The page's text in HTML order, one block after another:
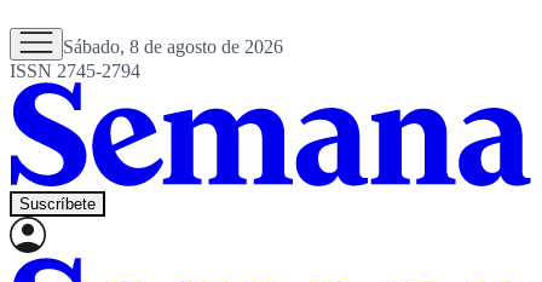
Sábado, 8 de agosto de 2026
ISSN 2745-2794
Suscríbete